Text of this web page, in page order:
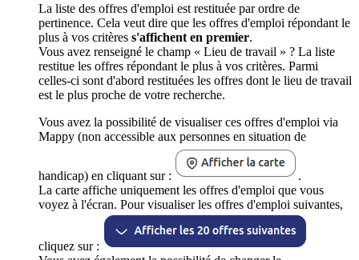
La liste des offres d'emploi est restituée par ordre de
pertinence. Cela veut dire que les offres d'emploi répondant le
plus à vos critères s'affichent en premier.
Vous avez renseigné le champ « Lieu de travail » ? La liste
restitue les offres répondant le plus à vos critères. Parmi
celles-ci sont d'abord restituées les offres dont le lieu de travail
est le plus proche de votre recherche.
Vous avez la possibilité de visualiser ces offres d'emploi via
Mappy (non accessible aux personnes en situation de
handicap) en cliquant sur :
.
La carte affiche uniquement les offres d'emploi que vous
voyez à l'écran. Pour visualiser les offres d'emploi suivantes,
cliquez sur :